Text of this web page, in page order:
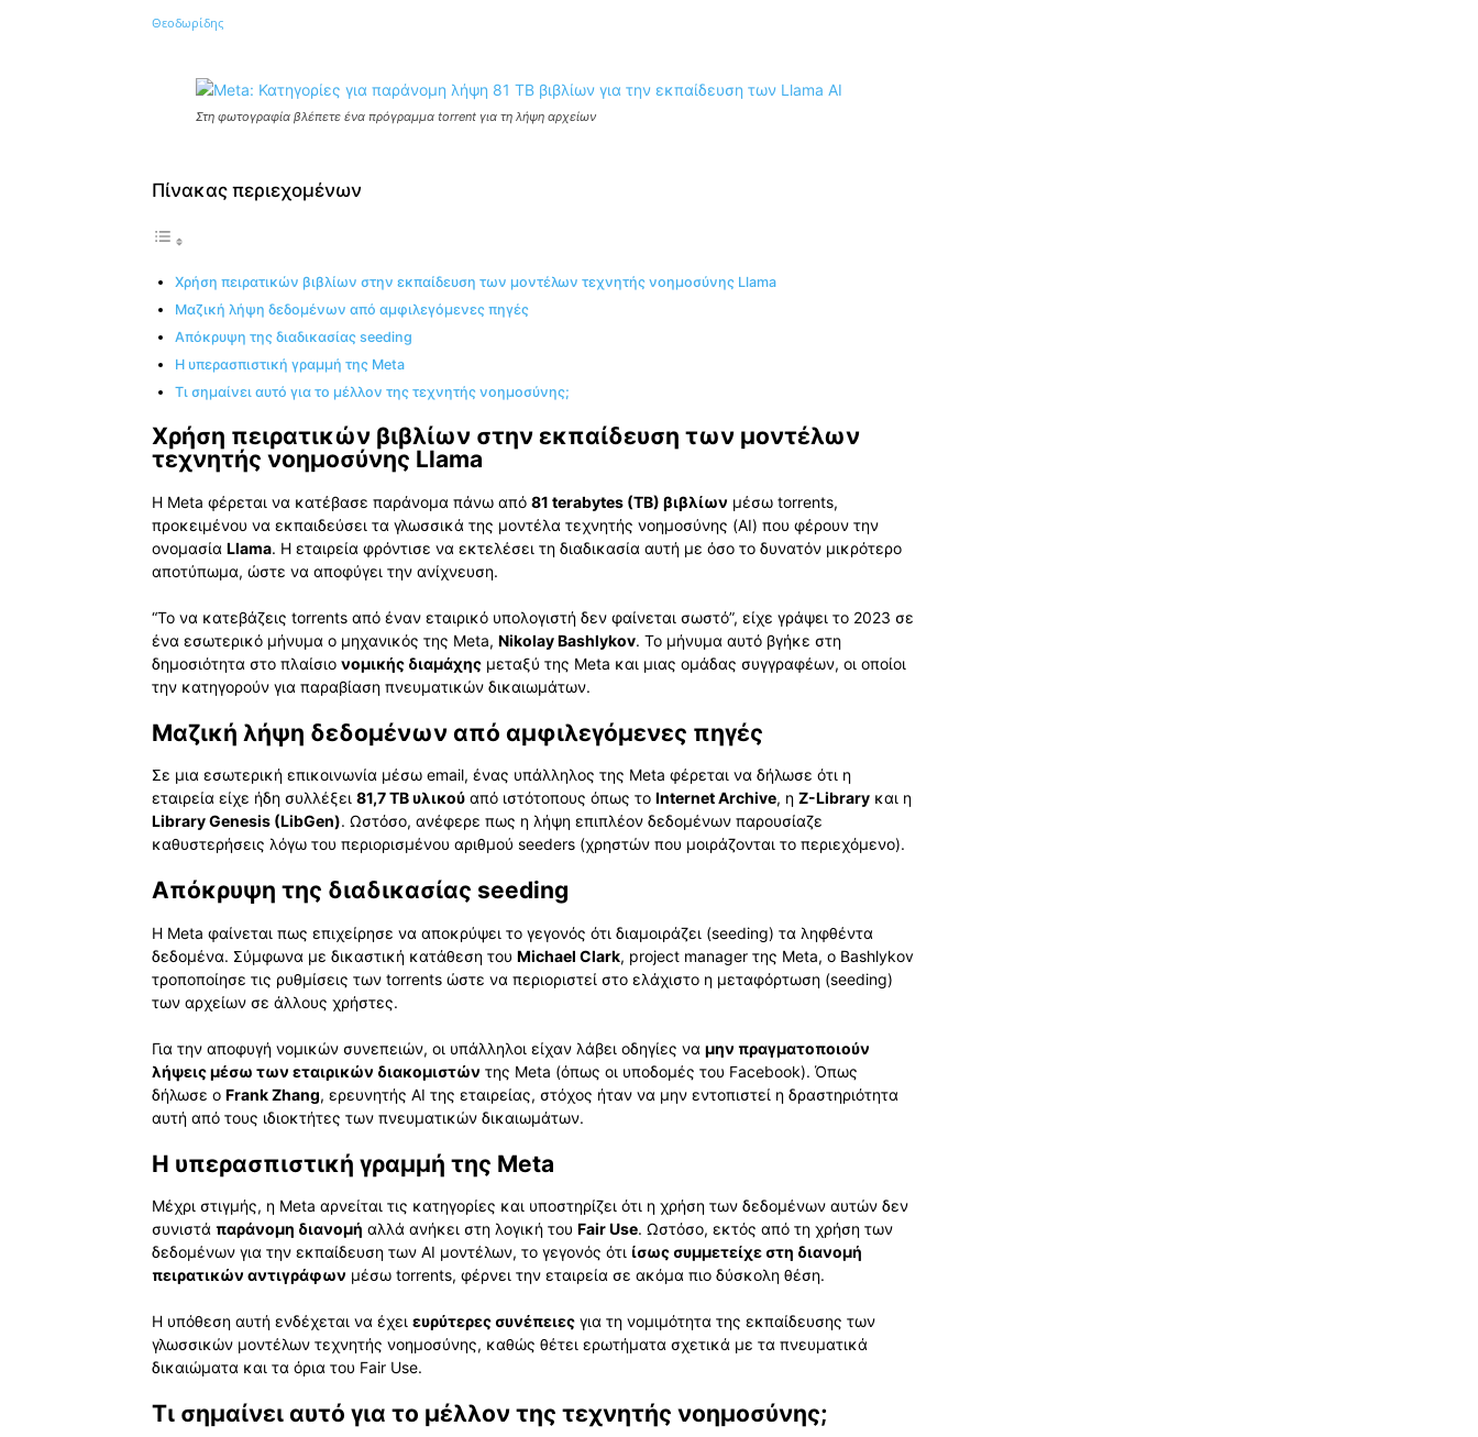
Κοινοποίηση
Στη φωτογραφία βλέπετε ένα πρόγραμμα torrent για τη λήψη αρχείων
Πίνακας περιεχομένων
Χρήση πειρατικών βιβλίων στην εκπαίδευση των μοντέλων τεχνητής νοημοσύνης Llama
Μαζική λήψη δεδομένων από αμφιλεγόμενες πηγές
Απόκρυψη της διαδικασίας seeding
Η υπερασπιστική γραμμή της Meta
Τι σημαίνει αυτό για το μέλλον της τεχνητής νοημοσύνης;
Χρήση πειρατικών βιβλίων στην εκπαίδευση των μοντέλων
τεχνητής νοημοσύνης Llama
Η Meta φέρεται να κατέβασε παράνομα πάνω από 81 terabytes (TB) βιβλίων μέσω torrents,
προκειμένου να εκπαιδεύσει τα γλωσσικά της μοντέλα τεχνητής νοημοσύνης (AI) που φέρουν την
ονομασία Llama. Η εταιρεία φρόντισε να εκτελέσει τη διαδικασία αυτή με όσο το δυνατόν μικρότερο
αποτύπωμα, ώστε να αποφύγει την ανίχνευση.
“Το να κατεβάζεις torrents από έναν εταιρικό υπολογιστή δεν φαίνεται σωστό”, είχε γράψει το 2023 σε
ένα εσωτερικό μήνυμα ο μηχανικός της Meta, Nikolay Bashlykov. Το μήνυμα αυτό βγήκε στη
δημοσιότητα στο πλαίσιο νομικής διαμάχης μεταξύ της Meta και μιας ομάδας συγγραφέων, οι οποίοι
την κατηγορούν για παραβίαση πνευματικών δικαιωμάτων.
Μαζική λήψη δεδομένων από αμφιλεγόμενες πηγές
Σε μια εσωτερική επικοινωνία μέσω email, ένας υπάλληλος της Meta φέρεται να δήλωσε ότι η
εταιρεία είχε ήδη συλλέξει 81,7 TB υλικού από ιστότοπους όπως το Internet Archive, η Z-Library και η
Library Genesis (LibGen). Ωστόσο, ανέφερε πως η λήψη επιπλέον δεδομένων παρουσίαζε
καθυστερήσεις λόγω του περιορισμένου αριθμού seeders (χρηστών που μοιράζονται το περιεχόμενο).
Απόκρυψη της διαδικασίας seeding
Η Meta φαίνεται πως επιχείρησε να αποκρύψει το γεγονός ότι διαμοιράζει (seeding) τα ληφθέντα
δεδομένα. Σύμφωνα με δικαστική κατάθεση του Michael Clark, project manager της Meta, ο Bashlykov
τροποποίησε τις ρυθμίσεις των torrents ώστε να περιοριστεί στο ελάχιστο η μεταφόρτωση (seeding)
των αρχείων σε άλλους χρήστες.
Για την αποφυγή νομικών συνεπειών, οι υπάλληλοι είχαν λάβει οδηγίες να μην πραγματοποιούν
λήψεις μέσω των εταιρικών διακομιστών της Meta (όπως οι υποδομές του Facebook). Όπως
δήλωσε ο Frank Zhang, ερευνητής AI της εταιρείας, στόχος ήταν να μην εντοπιστεί η δραστηριότητα
αυτή από τους ιδιοκτήτες των πνευματικών δικαιωμάτων.
Η υπερασπιστική γραμμή της Meta
Μέχρι στιγμής, η Meta αρνείται τις κατηγορίες και υποστηρίζει ότι η χρήση των δεδομένων αυτών δεν
συνιστά παράνομη διανομή αλλά ανήκει στη λογική του Fair Use. Ωστόσο, εκτός από τη χρήση των
δεδομένων για την εκπαίδευση των AI μοντέλων, το γεγονός ότι ίσως συμμετείχε στη διανομή
πειρατικών αντιγράφων μέσω torrents, φέρνει την εταιρεία σε ακόμα πιο δύσκολη θέση.
Η υπόθεση αυτή ενδέχεται να έχει ευρύτερες συνέπειες για τη νομιμότητα της εκπαίδευσης των
γλωσσικών μοντέλων τεχνητής νοημοσύνης, καθώς θέτει ερωτήματα σχετικά με τα πνευματικά
δικαιώματα και τα όρια του Fair Use.
Τι σημαίνει αυτό για το μέλλον της τεχνητής νοημοσύνης;